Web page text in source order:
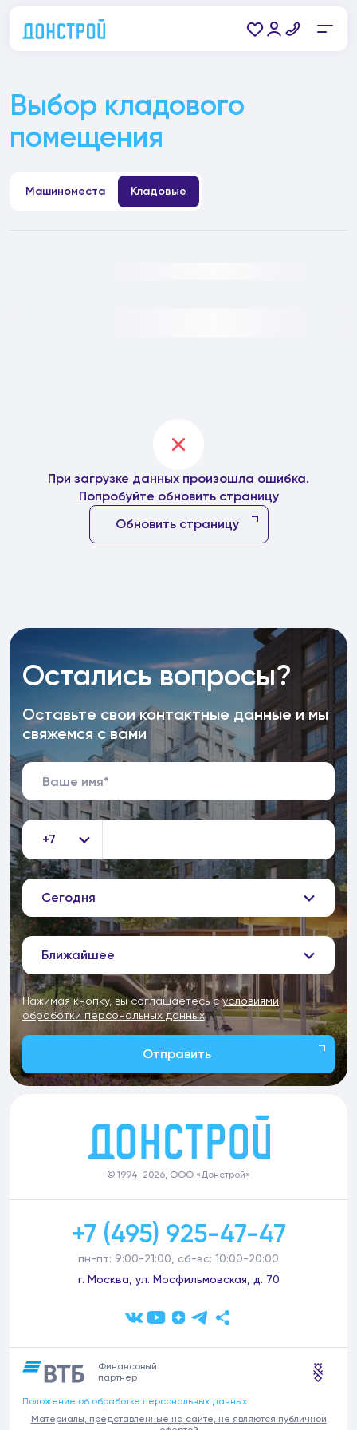
Выбор кладового
помещения
Машиноместа Кладовые
При загрузке данных произошла ошибка.
Попробуйте обновить страницу
Обновить страницу
Остались вопросы?
Оставьте свои контактные данные и мы
свяжемся с вами
+7
Сегодня
Ближайшее
Нажимая кнопку, вы соглашаетесь сусловиями
обработки персональных данных
Отправить
© 1994-2026, ООО «Донстрой»
+7 (495) 925-47-47
пн-пт: 9:00-21:00, сб-вс: 10:00-20:00
г. Москва, ул. Мосфильмовская, д. 70
Финансовый
партнер
Положение об обработке персональных данных
Материалы, представленные на сайте, не являются публичной